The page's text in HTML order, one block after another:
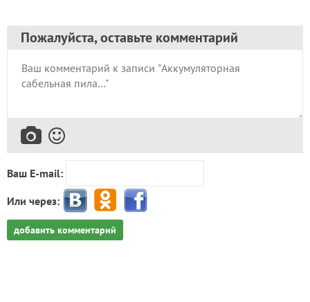
Пожалуйста, оставьте комментарий
Ваш E-mail:
Или через:
добавить комментарий